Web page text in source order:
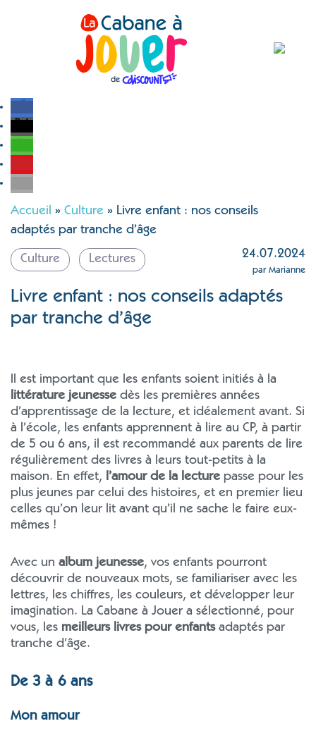
Accueil » Culture » Livre enfant : nos conseils
adaptés par tranche d’âge
Culture Lectures 24.07.2024
par Marianne
Livre enfant : nos conseils adaptés
par tranche d’âge
Il est important que les enfants soient initiés à la
littérature jeunesse dès les premières années
d’apprentissage de la lecture, et idéalement avant. Si
à l’école, les enfants apprennent à lire au CP, à partir
de 5 ou 6 ans, il est recommandé aux parents de lire
régulièrement des livres à leurs tout-petits à la
maison. En effet, l’amour de la lecture passe pour les
plus jeunes par celui des histoires, et en premier lieu
celles qu’on leur lit avant qu’il ne sache le faire eux-
mêmes !
Avec un album jeunesse, vos enfants pourront
découvrir de nouveaux mots, se familiariser avec les
lettres, les chiffres, les couleurs, et développer leur
imagination. La Cabane à Jouer a sélectionné, pour
vous, les meilleurs livres pour enfantsadaptés par
tranche d’âge.
De 3 à 6 ans
Mon amour